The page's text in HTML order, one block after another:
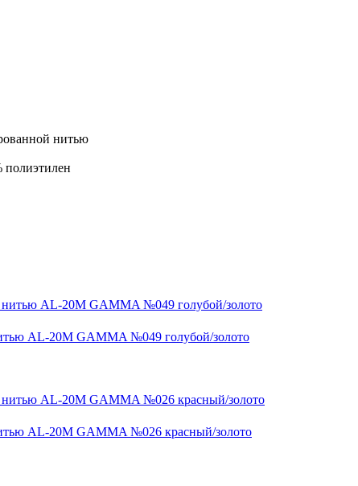
нитью
полиэтилен
AL-20M GAMMA №049 голубой/золото
AL-20M GAMMA №026 красный/золото